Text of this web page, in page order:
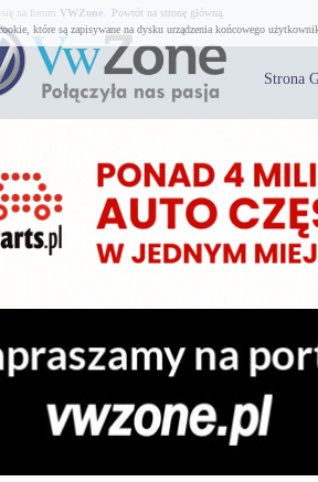
które są zapisywane na dysku urządzenia końcowego
na forum VWZone. Powrót na stronę główną.
Strona